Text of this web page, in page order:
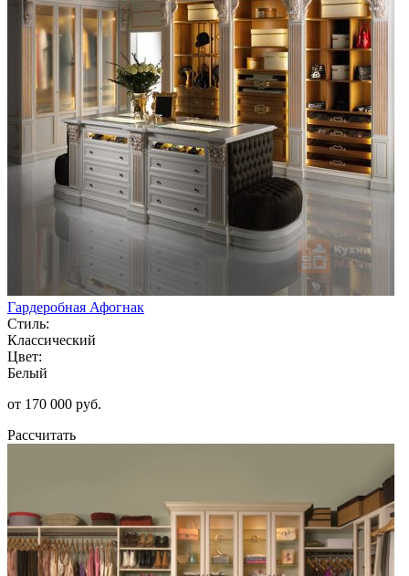
Гардеробная Афогнак
Стиль:
Классический
Цвет:
Белый
от 170 000 руб.
Рассчитать